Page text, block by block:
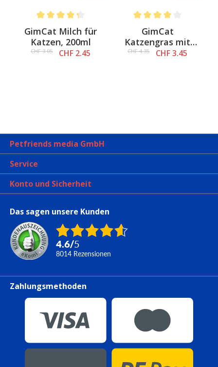
Average rating of 4.3 out of 5 stars
GimCat Milch für
Katzen, 200ml
CHF 3.05 CHF 2.45
Average rating of 4 out of
GimCat
Katzengras mit
natürlicher
CHF 4.35 CHF 3.45
Petfriends media GmbH
Service
Konto und Sicherheit
Das sagen unsere Kunden
4.6/5
8014 Rezensionen
Zahlungsmethoden